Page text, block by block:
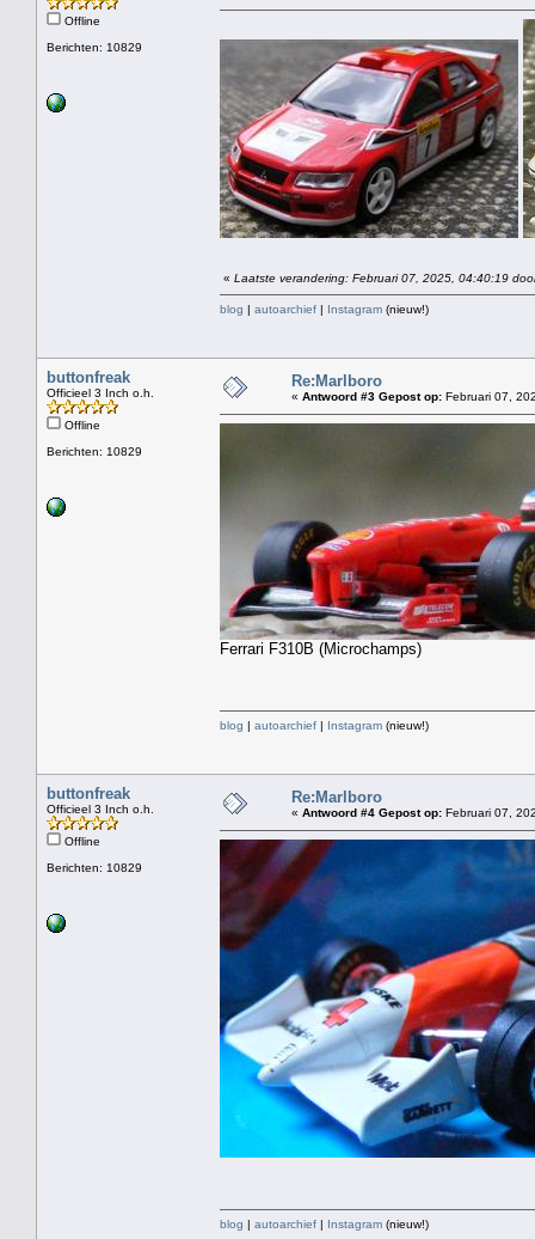
Offline
Berichten: 10829
« Laatste verandering: Februari 07, 2025, 04:40:19
blog | autoarchief | Instagram (nieuw!)
buttonfreak
Officieel 3 Inch o.h.
Offline
Berichten: 10829
Re:Marlboro
« Antwoord #3 Gepost op: Februari 07,
Ferrari F310B (Microchamps)
blog | autoarchief | Instagram (nieuw!)
buttonfreak
Officieel 3 Inch o.h.
Offline
Berichten: 10829
Re:Marlboro
« Antwoord #4 Gepost op: Februari 07,
blog | autoarchief | Instagram (nieuw!)